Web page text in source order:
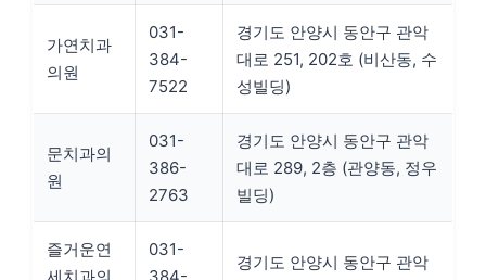
가연치과
의원
031-
384-
7522
경기도 안양시 동안구 관악
대로 251, 202호 (비산동, 수
성빌딩)
문치과의
원
031-
386-
2763
경기도 안양시 동안구 관악
대로 289, 2층 (관양동, 정우
빌딩)
즐거운연
031-
경기도 안양시 동안구 관악